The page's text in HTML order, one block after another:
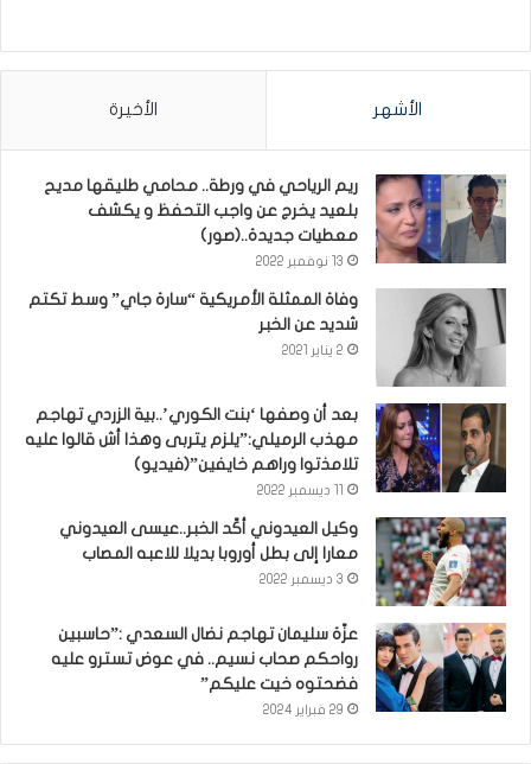
الأشهر الأخيرة
ريم الرياحي في ورطة.. محامي طليقها مديح
بلعيد يخرج عن واجب التحفظ و يكشف
معطيات جديدة..(صور)
13 نوفمبر 2022
وفاة الممثلة الأمريكية “سارة جاي” وسط تكتم
شديد عن الخبر
2 يناير 2021
بعد أن وصفها ‘بنت الكوري’..بية الزردي تهاجم
مهذب الرميلي:”يلزم يتربى وهذا أش قالوا عليه
تلامذتوا وراهم خايفين”(فيديو)
وكيل العيدوني أكّد الخبر..عيسى العيدوني
معارا إلى بطل أوروبا بديلا للاعبه المصاب
3 ديسمبر 2022
عزّة سليمان تهاجم نضال السعدي :”حاسبين
رواحكم صحاب نسيم.. في عوض تسترو عليه
فضحتوه خيت عليكم”
29 فبراير 2024